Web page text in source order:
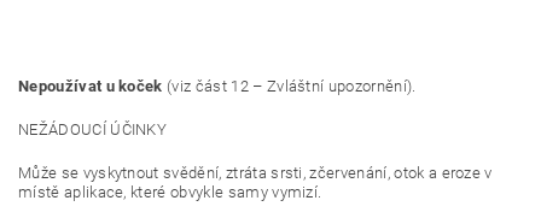
Nepoužívat u koček (viz část 12 – Zvláštní upozornění).
NEŽÁDOUCÍ ÚČINKY
Může se vyskytnout svědění, ztráta srsti, zčervenání, otok a eroze v
místě aplikace, které obvykle samy vymizí.